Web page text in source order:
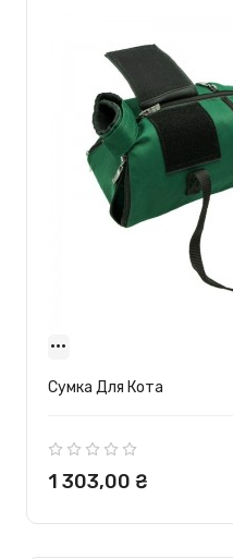
Сумка Для Кота
Ціна
1 303,00 ₴